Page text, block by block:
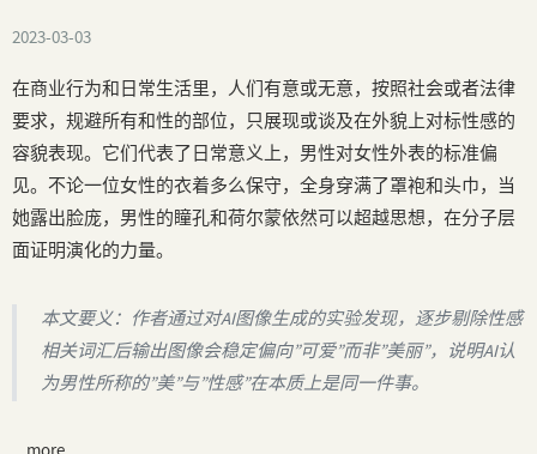
2023-03-03
在商业行为和日常生活里，人们有意或无意，按照社会或者法律
要求，规避所有和性的部位，只展现或谈及在外貌上对标性感的
容貌表现。它们代表了日常意义上，男性对女性外表的标准偏
见。不论一位女性的衣着多么保守，全身穿满了罩袍和头巾，当
她露出脸庞，男性的瞳孔和荷尔蒙依然可以超越思想，在分子层
面证明演化的力量。
本文要义：作者通过对AI图像生成的实验发现，逐步剔除性感
相关词汇后输出图像会稳定偏向”可爱”而非”美丽”，说明AI认
为男性所称的”美”与”性感”在本质上是同一件事。